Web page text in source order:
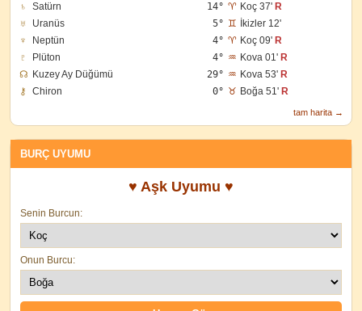
♄
Satürn 14° ♈ Koç 37' R
♅
Uranüs 5° ♊
İkizler 12'
♆
Neptün 4° ♈ Koç 09' R
♇
Plüton 4° ♒ Kova 01' R
☊ Kuzey Ay Düğümü 29° ♒ Kova 53' R
⚷
Chiron 0° ♉ Boğa 51' R
tam harita →
BURÇ UYUMU
♥ Aşk Uyumu ♥
Senin Burcun:
Onun Burcu: